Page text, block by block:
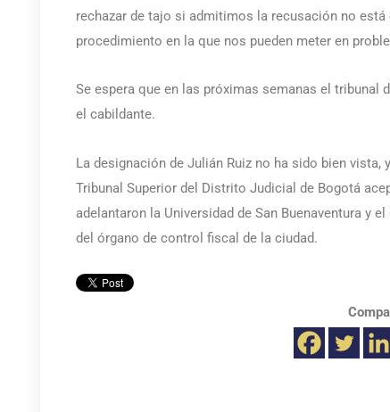
rechazar de tajo si admitimos la recusación no
procedimiento en la que nos pueden meter en
Se espera que en las próximas semanas el tribunal
el cabildante.
La designación de Julián Ruiz no ha sido bien vista,
Tribunal Superior del Distrito Judicial de Bogotá
adelantaron la Universidad de San Buenaventura y
del órgano de control fiscal de la ciudad.